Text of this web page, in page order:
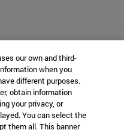
our own and third-
when you
different purposes.
obtain information
your privacy, or
You can select the
them all. This banner